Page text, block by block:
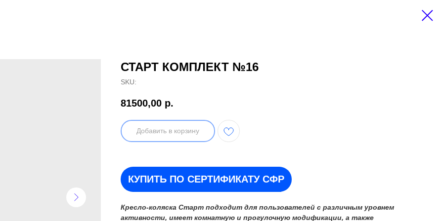
СТАРТ КОМПЛЕКТ №16
SKU:
81500,00 р.
Добавить в корзину
КУПИТЬ ПО СЕРТИФИКАТУ СФР
Кресло-коляска Старт подходит для пользователей с различным уровнем
активности, имеет комнатную и прогулочную модификации, а также